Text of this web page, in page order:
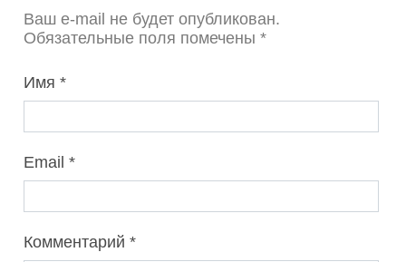
Ваш e-mail не будет опубликован.
Обязательные поля помечены *
Имя
Email
Комментарий